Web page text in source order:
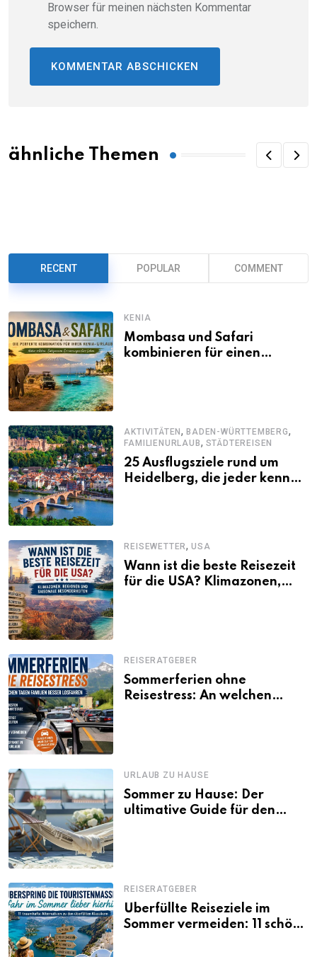
Browser für meinen nächsten Kommentar
speichern.
ähnliche Themen
RECENT POPULAR COMMENT
KENIA
Mombasa und Safari
kombinieren für einen
AKTIVITÄTEN,BADEN-WÜRTTEMBERG,
FAMILIENURLAUB, STÄDTEREISEN
25 Ausflugsziele rund um
Heidelberg, die jeder kennen
REISEWETTER,USA
Wann ist die beste Reisezeit
für die USA? Klimazonen,
REISERATGEBER
Sommerferien ohne
Reisestress: An welchen
URLAUB ZU HAUSE
Sommer zu Hause: Der
ultimative Guide für den
REISERATGEBER
Überfüllte Reiseziele im
Sommer vermeiden: 11 schöne